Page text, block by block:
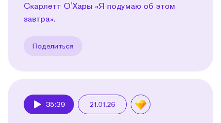
Скарлетт ОʼХары «Я подумаю об этом
завтра».
Поделиться
35:39 21.01.26